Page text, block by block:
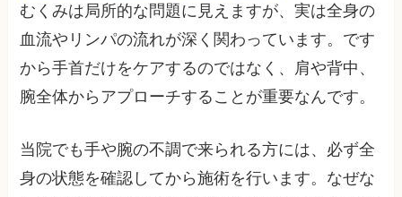
むくみは局所的な問題に見えますが、実は全身の
血流やリンパの流れが深く関わっています。です
から手首だけをケアするのではなく、肩や背中、
腕全体からアプローチすることが重要なんです。
当院でも手や腕の不調で来られる方には、必ず全
身の状態を確認してから施術を行います。なぜな